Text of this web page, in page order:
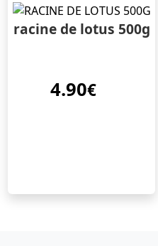
racine de lotus 500g
4.90€